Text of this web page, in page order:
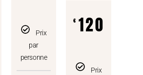
Prix
par
personne
€ 120
Prix